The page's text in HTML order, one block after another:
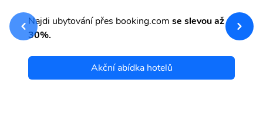
Najdi ubytování přes booking.com se slevou až
30%.
Akční abídka hotelů